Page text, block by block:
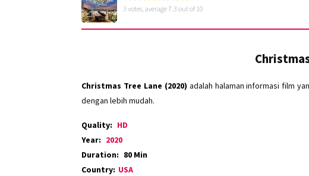
3 votes, average7.3 out of 10
Christmas Tree Lane (2020) adalah halaman informasi film
dengan lebih mudah.
Quality: HD
Year: 2020
Duration: 80 Min
Country: USA